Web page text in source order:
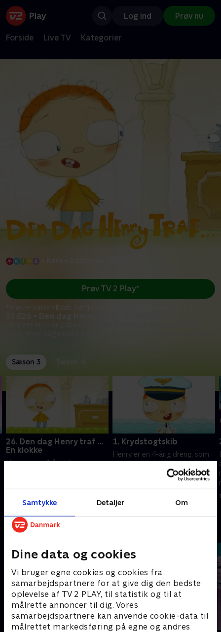
Samtykke Detaljer Om
Dine data og cookies
Vi bruger egne cookies og cookies fra
samarbejdspartnere for at give dig den bedste
oplevelse af TV 2 PLAY, til statistik og til at
målrette annoncer til dig. Vores
samarbejdspartnere kan anvende cookie-data til
målrettet markedsføring på egne og andres
Log ind Prøv nu
Forside Live TV Kategorier
S3:E26 • Den dag Henry traf … En klokke
Prøv TV 2 Play*
*Kræver pakken Basis. Administrer dit abonnement på Mit TV 2.
Sæson 3
26. Den dag Henry traf …
En klokke
Henry er en 4-årig dreng, som
nogen ny som han har en
hyggelig snak med.
1. februar 2025 • 4 min
1. Krydstogtskib
Henry er en 4-årig dreng, som
altid gerne vil lære og opdage
mere. Hver dag møder Henry
nogen ny som han har en
hyggelig snak med.
Andre så også